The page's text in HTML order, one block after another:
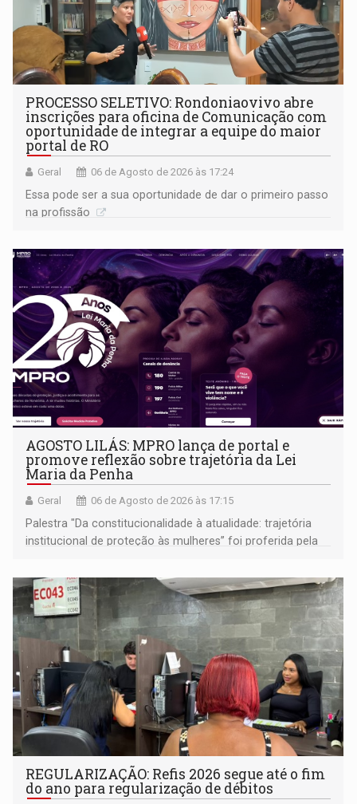
PROCESSO SELETIVO: Rondoniaovivo abre
inscrições para oficina de Comunicação com
oportunidade de integrar a equipe do maior
portal de RO
Geral 06 de Agosto de 2026 às 17:24
Essa pode ser a sua oportunidade de dar o primeiro passo
na profissão
AGOSTO LILÁS: MPRO lança de portal e
promove reflexão sobre trajetória da Lei
Maria da Penha
Geral 06 de Agosto de 2026 às 17:15
Palestra "Da constitucionalidade à atualidade: trajetória
institucional de proteção às mulheres” foi proferida pela
Goiás
REGULARIZAÇÃO: Refis 2026 segue até o fim
do ano para regularização de débitos